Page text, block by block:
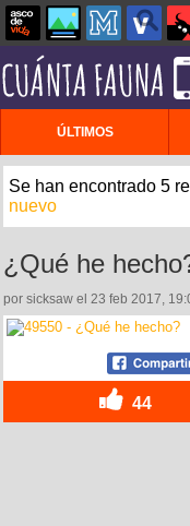
ÚLTIMOS
Se han encontrado 5
nuevo
¿Qué he
por sicksaw el 23 feb 2017,
44